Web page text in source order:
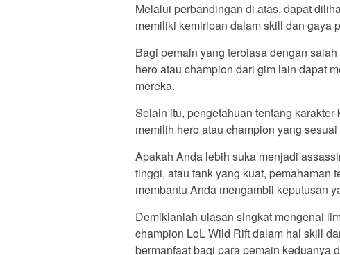
Melalui perbandingan di atas, dapat
memiliki kemiripan dalam skill dan gaya
Bagi pemain yang terbiasa dengan
hero atau champion dari gim lain dapat
mereka.
Selain itu, pengetahuan tentang
memilih hero atau champion yang
Apakah Anda lebih suka menjadi
tinggi, atau tank yang kuat, pemahaman
membantu Anda mengambil keputusan
Demikianlah ulasan singkat mengenai
champion LoL Wild Rift dalam hal skill
bermanfaat bagi para pemain keduanya